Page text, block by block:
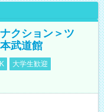
クション＞ツ
武道館
大学生歓迎